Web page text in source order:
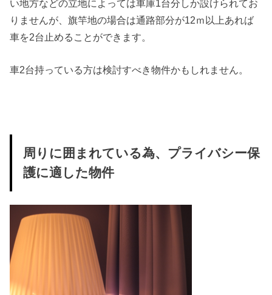
い地方などの立地によっては車庫1台分しか設けられてお
りませんが、旗竿地の場合は通路部分が12ｍ以上あれば
車を2台止めることができます。
車2台持っている方は検討すべき物件かもしれません。
周りに囲まれている為、プライバシー保
護に適した物件